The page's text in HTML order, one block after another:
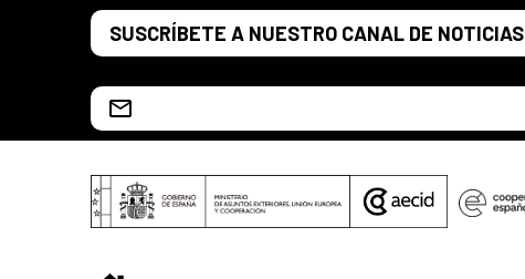
Saltar al contenido principal
SUSCRÍBETE A NUESTRO CANAL DE NOTICIAS